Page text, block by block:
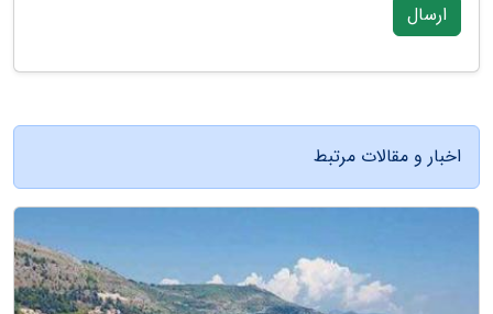
ارسال
اخبار و مقالات مرتبط